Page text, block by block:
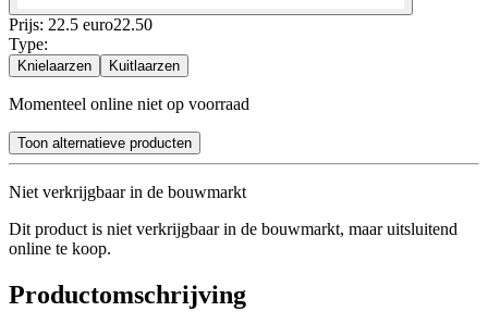
Prijs: 22.5 euro22.50
Type:
Knielaarzen Kuitlaarzen
Momenteel online niet op voorraad
Toon alternatieve producten
Niet verkrijgbaar in de bouwmarkt
Dit product is niet verkrijgbaar in de bouwmarkt, maar uitsluitend
online te koop.
Productomschrijving